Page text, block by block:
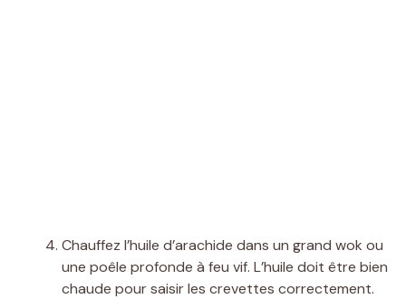
Chauffez l’huile d’arachide dans un grand wok ou
une poêle profonde à feu vif. L’huile doit être bien
chaude pour saisir les crevettes correctement.